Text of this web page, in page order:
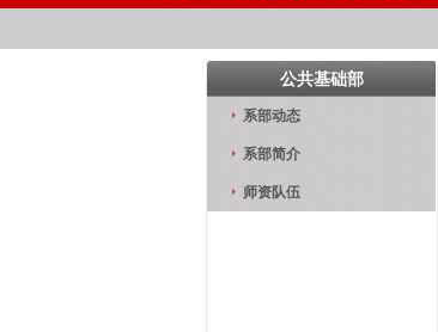
公共基础部
系部动态
系部简介
师资队伍